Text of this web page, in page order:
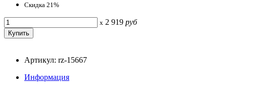
Скидка 21%
x 2 919 руб
Артикул: rz-15667
Информация